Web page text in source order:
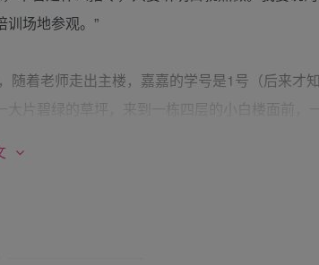
场地参观。”
随着老师走出主楼，嘉嘉的学号是1号（后来才知
片碧绿的草坪，来到一栋四层的小白楼面前，一
，里面挂着皮鞭、戒尺、有孔木板等常见刑具，
准时来到一楼大厅开会，任何人不得以任何理由
什么两样，唯一不同的是只有桌子，没有椅子，